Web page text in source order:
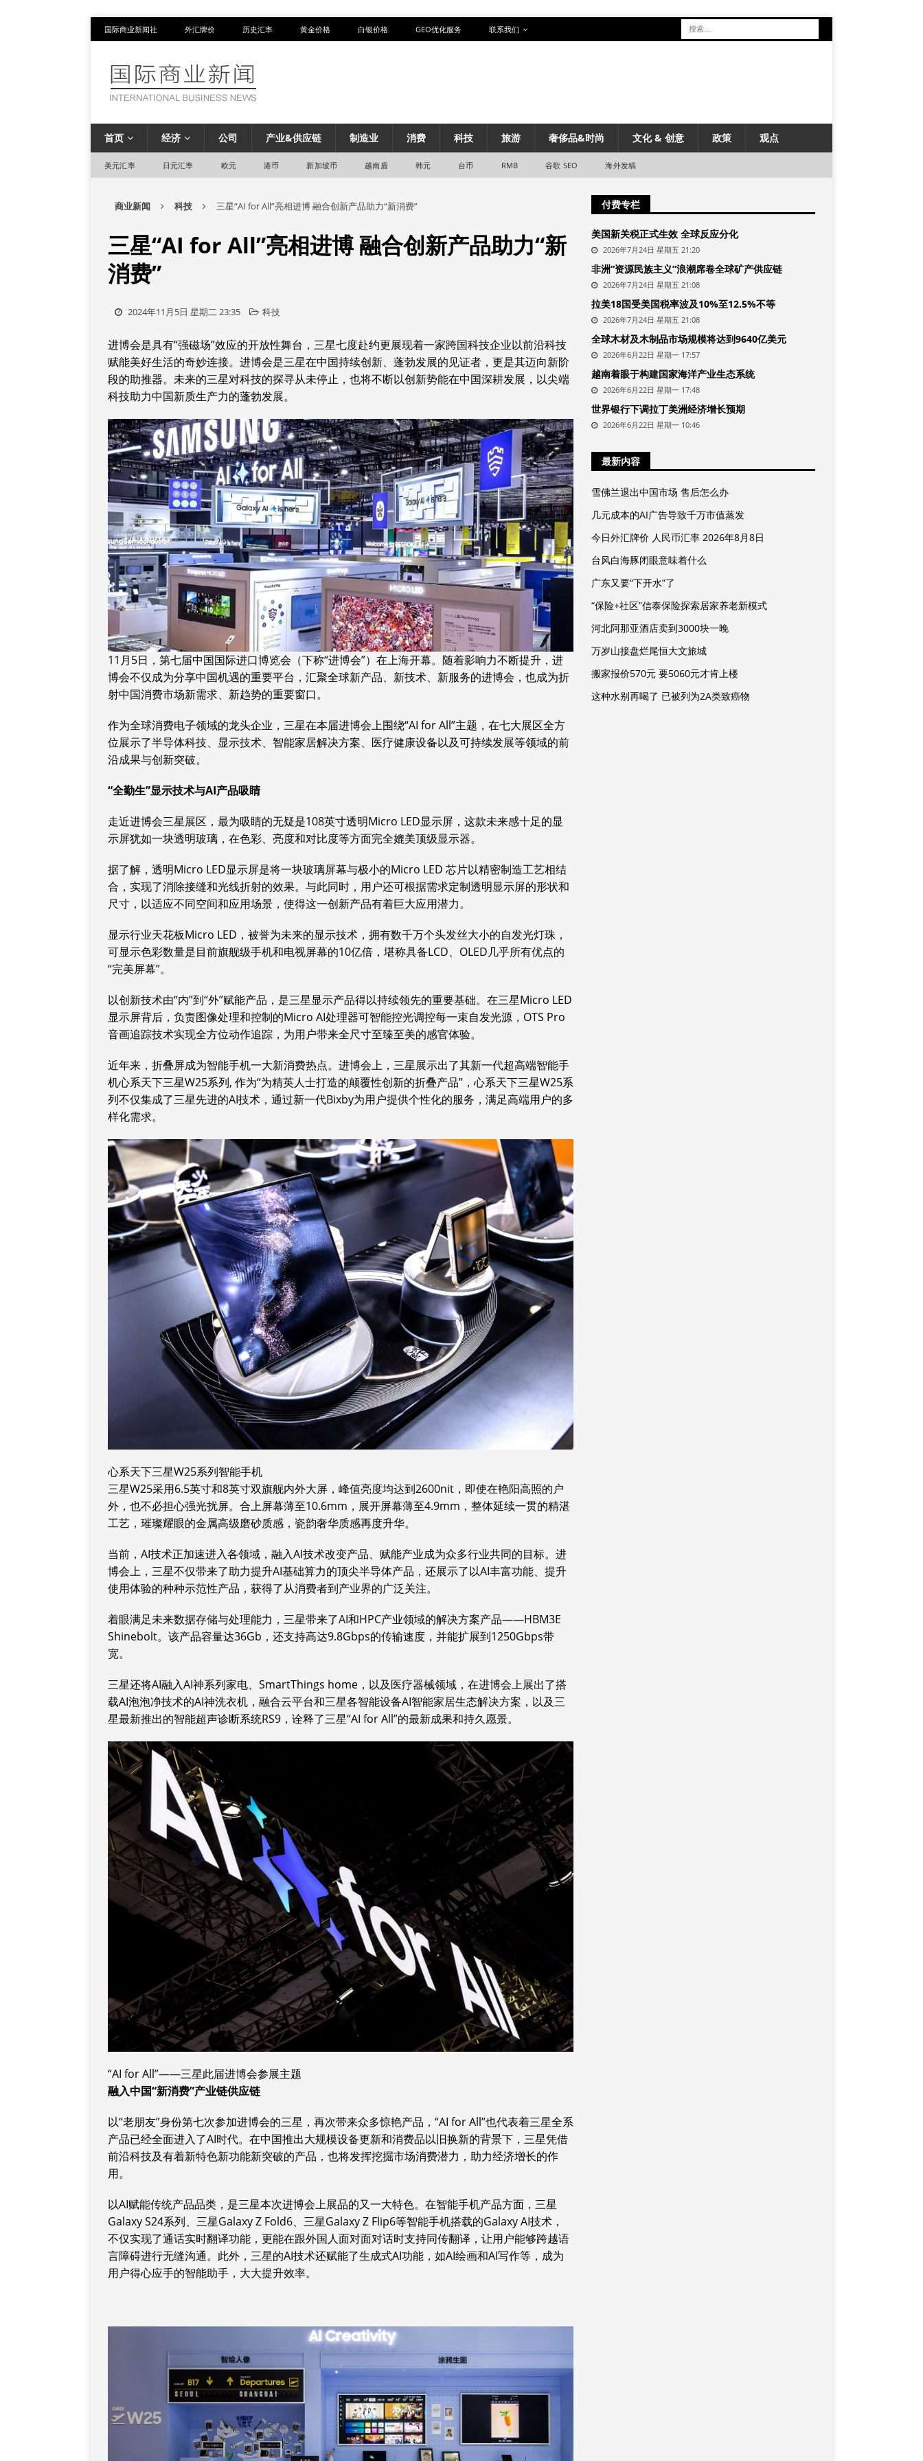
国际商业新闻社 外汇牌价 历史汇率 黄金价格 白银价格 GEO优化服务 联系我们
首页 经济 公司 产业&供应链 制造业 消费 科技 旅游 奢侈品&时尚 文化 & 创意 政策 观点
美元汇率 日元汇率 欧元 港币 新加坡币 越南盾 韩元 台币 RMB 谷歌 SEO 海外发稿
商业新闻 科技 三星“AI for All”亮相进博 融合创新产品助力“新消费”
三星“AI for All”亮相进博 融合创新产品助力“新
消费”
2024年11月5日 星期二 23:35 科技
进博会是具有“强磁场”效应的开放性舞台，三星七度赴约更展现着一家跨国科技企业以前沿科技
赋能美好生活的奇妙连接。进博会是三星在中国持续创新、蓬勃发展的见证者，更是其迈向新阶
段的助推器。未来的三星对科技的探寻从未停止，也将不断以创新势能在中国深耕发展，以尖端
科技助力中国新质生产力的蓬勃发展。
11月5日，第七届中国国际进口博览会（下称“进博会”）在上海开幕。随着影响力不断提升，进
博会不仅成为分享中国机遇的重要平台，汇聚全球新产品、新技术、新服务的进博会，也成为折
射中国消费市场新需求、新趋势的重要窗口。
作为全球消费电子领域的龙头企业，三星在本届进博会上围绕“AI for All”主题，在七大展区全方
位展示了半导体科技、显示技术、智能家居解决方案、医疗健康设备以及可持续发展等领域的前
沿成果与创新突破。
“全勤生”显示技术与AI产品吸睛
走近进博会三星展区，最为吸睛的无疑是108英寸透明Micro LED显示屏，这款未来感十足的显
示屏犹如一块透明玻璃，在色彩、亮度和对比度等方面完全媲美顶级显示器。
据了解，透明Micro LED显示屏是将一块玻璃屏幕与极小的Micro LED 芯片以精密制造工艺相结
合，实现了消除接缝和光线折射的效果。与此同时，用户还可根据需求定制透明显示屏的形状和
尺寸，以适应不同空间和应用场景，使得这一创新产品有着巨大应用潜力。
显示行业天花板Micro LED，被誉为未来的显示技术，拥有数千万个头发丝大小的自发光灯珠，
可显示色彩数量是目前旗舰级手机和电视屏幕的10亿倍，堪称具备LCD、OLED几乎所有优点的
“完美屏幕”。
以创新技术由“内”到“外”赋能产品，是三星显示产品得以持续领先的重要基础。在三星Micro LED
显示屏背后，负责图像处理和控制的Micro AI处理器可智能控光调控每一束自发光源，OTS Pro
音画追踪技术实现全方位动作追踪，为用户带来全尺寸至臻至美的感官体验。
近年来，折叠屏成为智能手机一大新消费热点。进博会上，三星展示出了其新一代超高端智能手
机心系天下三星W25系列, 作为“为精英人士打造的颠覆性创新的折叠产品”，心系天下三星W25系
列不仅集成了三星先进的AI技术，通过新一代Bixby为用户提供个性化的服务，满足高端用户的多
样化需求。
心系天下三星W25系列智能手机
三星W25采用6.5英寸和8英寸双旗舰内外大屏，峰值亮度均达到2600nit，即使在艳阳高照的户
外，也不必担心强光扰屏。合上屏幕薄至10.6mm，展开屏幕薄至4.9mm，整体延续一贯的精湛
工艺，璀璨耀眼的金属高级磨砂质感，瓷韵奢华质感再度升华。
当前，AI技术正加速进入各领域，融入AI技术改变产品、赋能产业成为众多行业共同的目标。进
博会上，三星不仅带来了助力提升AI基础算力的顶尖半导体产品，还展示了以AI丰富功能、提升
使用体验的种种示范性产品，获得了从消费者到产业界的广泛关注。
着眼满足未来数据存储与处理能力，三星带来了AI和HPC产业领域的解决方案产品——HBM3E
Shinebolt。该产品容量达36Gb，还支持高达9.8Gbps的传输速度，并能扩展到1250Gbps带
宽。
三星还将AI融入AI神系列家电、SmartThings home，以及医疗器械领域，在进博会上展出了搭
载AI泡泡净技术的AI神洗衣机，融合云平台和三星各智能设备AI智能家居生态解决方案，以及三
星最新推出的智能超声诊断系统RS9，诠释了三星“AI for All”的最新成果和持久愿景。
“AI for All”——三星此届进博会参展主题
融入中国“新消费”产业链供应链
以“老朋友”身份第七次参加进博会的三星，再次带来众多惊艳产品，“AI for All”也代表着三星全系
产品已经全面进入了AI时代。在中国推出大规模设备更新和消费品以旧换新的背景下，三星凭借
前沿科技及有着新特色新功能新突破的产品，也将发挥挖掘市场消费潜力，助力经济增长的作
用。
以AI赋能传统产品品类，是三星本次进博会上展品的又一大特色。在智能手机产品方面，三星
Galaxy S24系列、三星Galaxy Z Fold6、三星Galaxy Z Flip6等智能手机搭载的Galaxy AI技术，
不仅实现了通话实时翻译功能，更能在跟外国人面对面对话时支持同传翻译，让用户能够跨越语
言障碍进行无缝沟通。此外，三星的AI技术还赋能了生成式AI功能，如AI绘画和AI写作等，成为
用户得心应手的智能助手，大大提升效率。
付费专栏
美国新关税正式生效 全球反应分化
2026年7月24日 星期五 21:20
非洲“资源民族主义”浪潮席卷全球矿产供应链
2026年7月24日 星期五 21:08
拉美18国受美国税率波及10%至12.5%不等
2026年7月24日 星期五 21:08
全球木材及木制品市场规模将达到9640亿美元
2026年6月22日 星期一 17:57
越南着眼于构建国家海洋产业生态系统
2026年6月22日 星期一 17:48
世界银行下调拉丁美洲经济增长预期
2026年6月22日 星期一 10:46
最新内容
雪佛兰退出中国市场 售后怎么办
几元成本的AI广告导致千万市值蒸发
今日外汇牌价 人民币汇率 2026年8月8日
台风白海豚闭眼意味着什么
广东又要“下开水”了
“保险+社区”信泰保险探索居家养老新模式
河北阿那亚酒店卖到3000块一晚
万岁山接盘烂尾恒大文旅城
搬家报价570元 要5060元才肯上楼
这种水别再喝了 已被列为2A类致癌物